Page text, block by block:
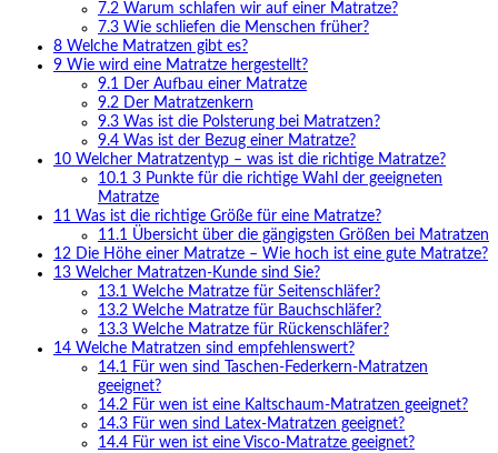
7.2 Warum schlafen wir auf einer Matratze?
7.3 Wie schliefen die Menschen früher?
8 Welche Matratzen gibt es?
9 Wie wird eine Matratze hergestellt?
9.1 Der Aufbau einer Matratze
9.2 Der Matratzenkern
9.3 Was ist die Polsterung bei Matratzen?
9.4 Was ist der Bezug einer Matratze?
10 Welcher Matratzentyp – was ist die richtige Matratze?
10.1 3 Punkte für die richtige Wahl der geeigneten
Matratze
11 Was ist die richtige Größe für eine Matratze?
11.1 Übersicht über die gängigsten Größen bei Matratzen
12 Die Höhe einer Matratze – Wie hoch ist eine gute Matratze?
13 Welcher Matratzen-Kunde sind Sie?
13.1 Welche Matratze für Seitenschläfer?
13.2 Welche Matratze für Bauchschläfer?
13.3 Welche Matratze für Rückenschläfer?
14 Welche Matratzen sind empfehlenswert?
14.1 Für wen sind Taschen-Federkern-Matratzen
geeignet?
14.2 Für wen ist eine Kaltschaum-Matratzen geeignet?
14.3 Für wen sind Latex-Matratzen geeignet?
14.4 Für wen ist eine Visco-Matratze geeignet?